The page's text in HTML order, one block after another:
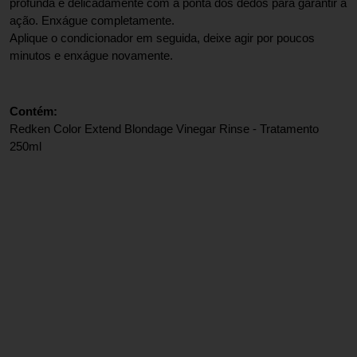
profunda e delicadamente com a ponta dos dedos para garantir a
ação. Enxágue completamente.
Aplique o condicionador em seguida, deixe agir por poucos
minutos e enxágue novamente.
Contém:
Redken Color Extend Blondage Vinegar Rinse - Tratamento
250ml